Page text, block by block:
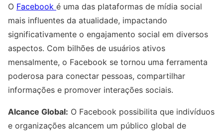
O Facebook é uma das plataformas de mídia social
mais influentes da atualidade, impactando
significativamente o engajamento social em diversos
aspectos. Com bilhões de usuários ativos
mensalmente, o Facebook se tornou uma ferramenta
poderosa para conectar pessoas, compartilhar
informações e promover interações sociais.
Alcance Global: O Facebook possibilita que indivíduos
e organizações alcancem um público global de